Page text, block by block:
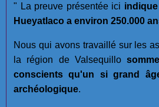
" La preuve présentée ici
Hueyatlaco a environ 250.000
Nous qui avons travaillé sur les
la région de Valsequillo
conscients qu'un si grand
archéologique.